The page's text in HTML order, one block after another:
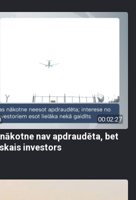
00:02:27
nav apdraudēta, bet
investors